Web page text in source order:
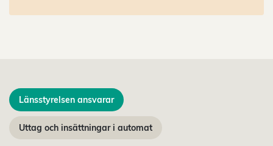
Länsstyrelsen ansvarar
Uttag och insättningar i automat